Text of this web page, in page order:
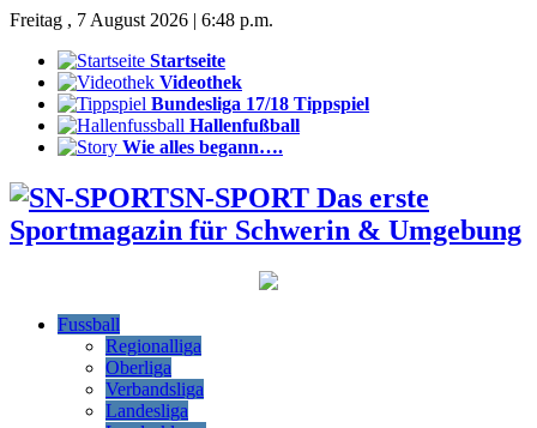
Freitag , 7 August 2026 | 6:48 p.m.
Startseite
Videothek
Bundesliga 17/18 Tippspiel
Hallenfußball
Wie alles begann….
SN-SPORT Das erste
Sportmagazin für Schwerin & Umgebung
Fussball
Regionalliga
Oberliga
Verbandsliga
Landesliga